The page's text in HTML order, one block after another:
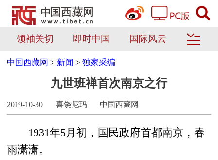
领袖关切 即时中国 国际风云
中国西藏网 > 新闻 >独家采编
九世班禅首次南京之行
2019-10-30 喜饶尼玛 中国西藏网
1931年5月初，国民政府首都南京，春
雨潇潇。